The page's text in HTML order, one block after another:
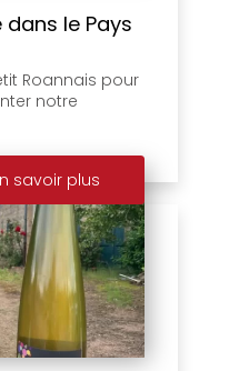
dans le Pays
Roannais pour
notre
savoir plus